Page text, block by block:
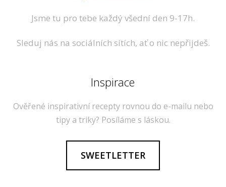
Jsme tu pro tebe každý všední den 9-17h.
Sleduj nás na sociálních sítích, ať o nic nepřijdeš.
Inspirace
Ověřené inspirativní recepty rovnou do e-mailu nebo
tipy a triky? Posíláme s láskou.
SWEETLETTER